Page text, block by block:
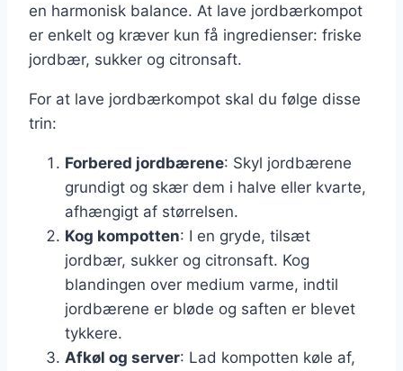
en harmonisk balance. At lave jordbærkompot
er enkelt og kræver kun få ingredienser: friske
jordbær, sukker og citronsaft.
For at lave jordbærkompot skal du følge disse
trin:
Forbered jordbærene: Skyl jordbærene
grundigt og skær dem i halve eller kvarte,
afhængigt af størrelsen.
Kog kompotten: I en gryde, tilsæt
jordbær, sukker og citronsaft. Kog
blandingen over medium varme, indtil
jordbærene er bløde og saften er blevet
tykkere.
Afkøl og server: Lad kompotten køle af,